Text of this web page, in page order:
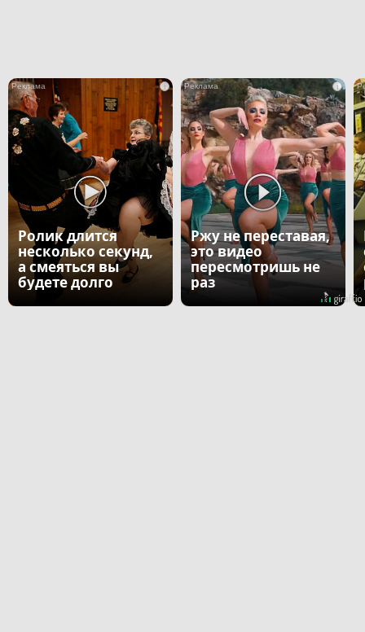
i
Ролик длится
несколько секунд,
а смеяться вы
будете долго
i
Ржу не переставая,
это видео
пересмотришь не
раз